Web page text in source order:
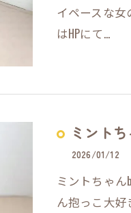
イペースな
はHPにて…
ミント
2026/01/12
ミントちゃん
ん抱っこ大